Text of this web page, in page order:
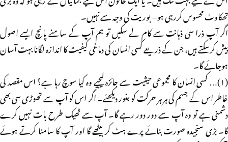
تھکاوٹ محسوس کررہی ہو— بوریت کی وجہ سے نہیں۔
اگر آپ ذرا سی ذہانت سے کام لے سکیں تو ہم آپ کے سامنے پانچ ایسے اصول
پیش کرسکتے ہیں، جن کے ذریعے کسی انسان کی دماغی کیفیت کا اندازہ لگانا بہت آسان
ہوجائے گا۔
(۱)… کسی انسان کا مجموعی حیثیت سے جائزہ لیجیے وہ کیا سوچ رہا ہے؟ اس مقصد کی
خاطر اس کے جسم کی ہر ہر حرکت کو بغور دیکھئے۔ اگر اس کو آپ سے تھوڑی سی بھی
دشمنی ہے تو وہ آپ سے دور دور رہے گا۔ آپ سے ٹھیک طرح بات نہیں کرے
گا۔ بڑی سنجیدہ صورت بنائے پرے ہٹ کر بیٹھے گا اور آپ کا سامنا کرتے ہوئے